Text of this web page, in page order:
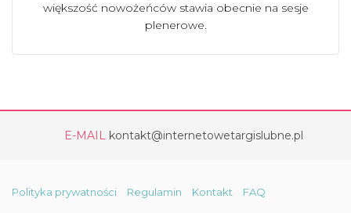
większość nowożeńców stawia obecnie na sesje
plenerowe.
E-MAIL kontakt@internetowetargislubne.pl
Polityka prywatności Regulamin Kontakt FAQ